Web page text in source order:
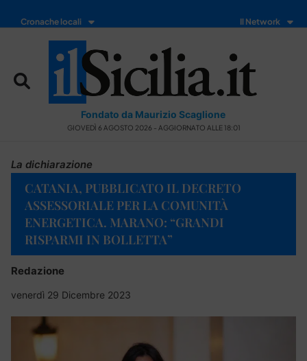
Cronache locali Il Network
Fondato da Maurizio Scaglione
GIOVEDÌ 6 AGOSTO 2026 - AGGIORNATO ALLE 18:01
La dichiarazione
CATANIA, PUBBLICATO IL DECRETO
ASSESSORIALE PER LA COMUNITÀ
ENERGETICA. MARANO: “GRANDI
RISPARMI IN BOLLETTA”
Redazione
venerdì 29 Dicembre 2023